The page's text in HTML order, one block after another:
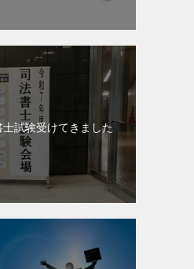
試験受けてきました